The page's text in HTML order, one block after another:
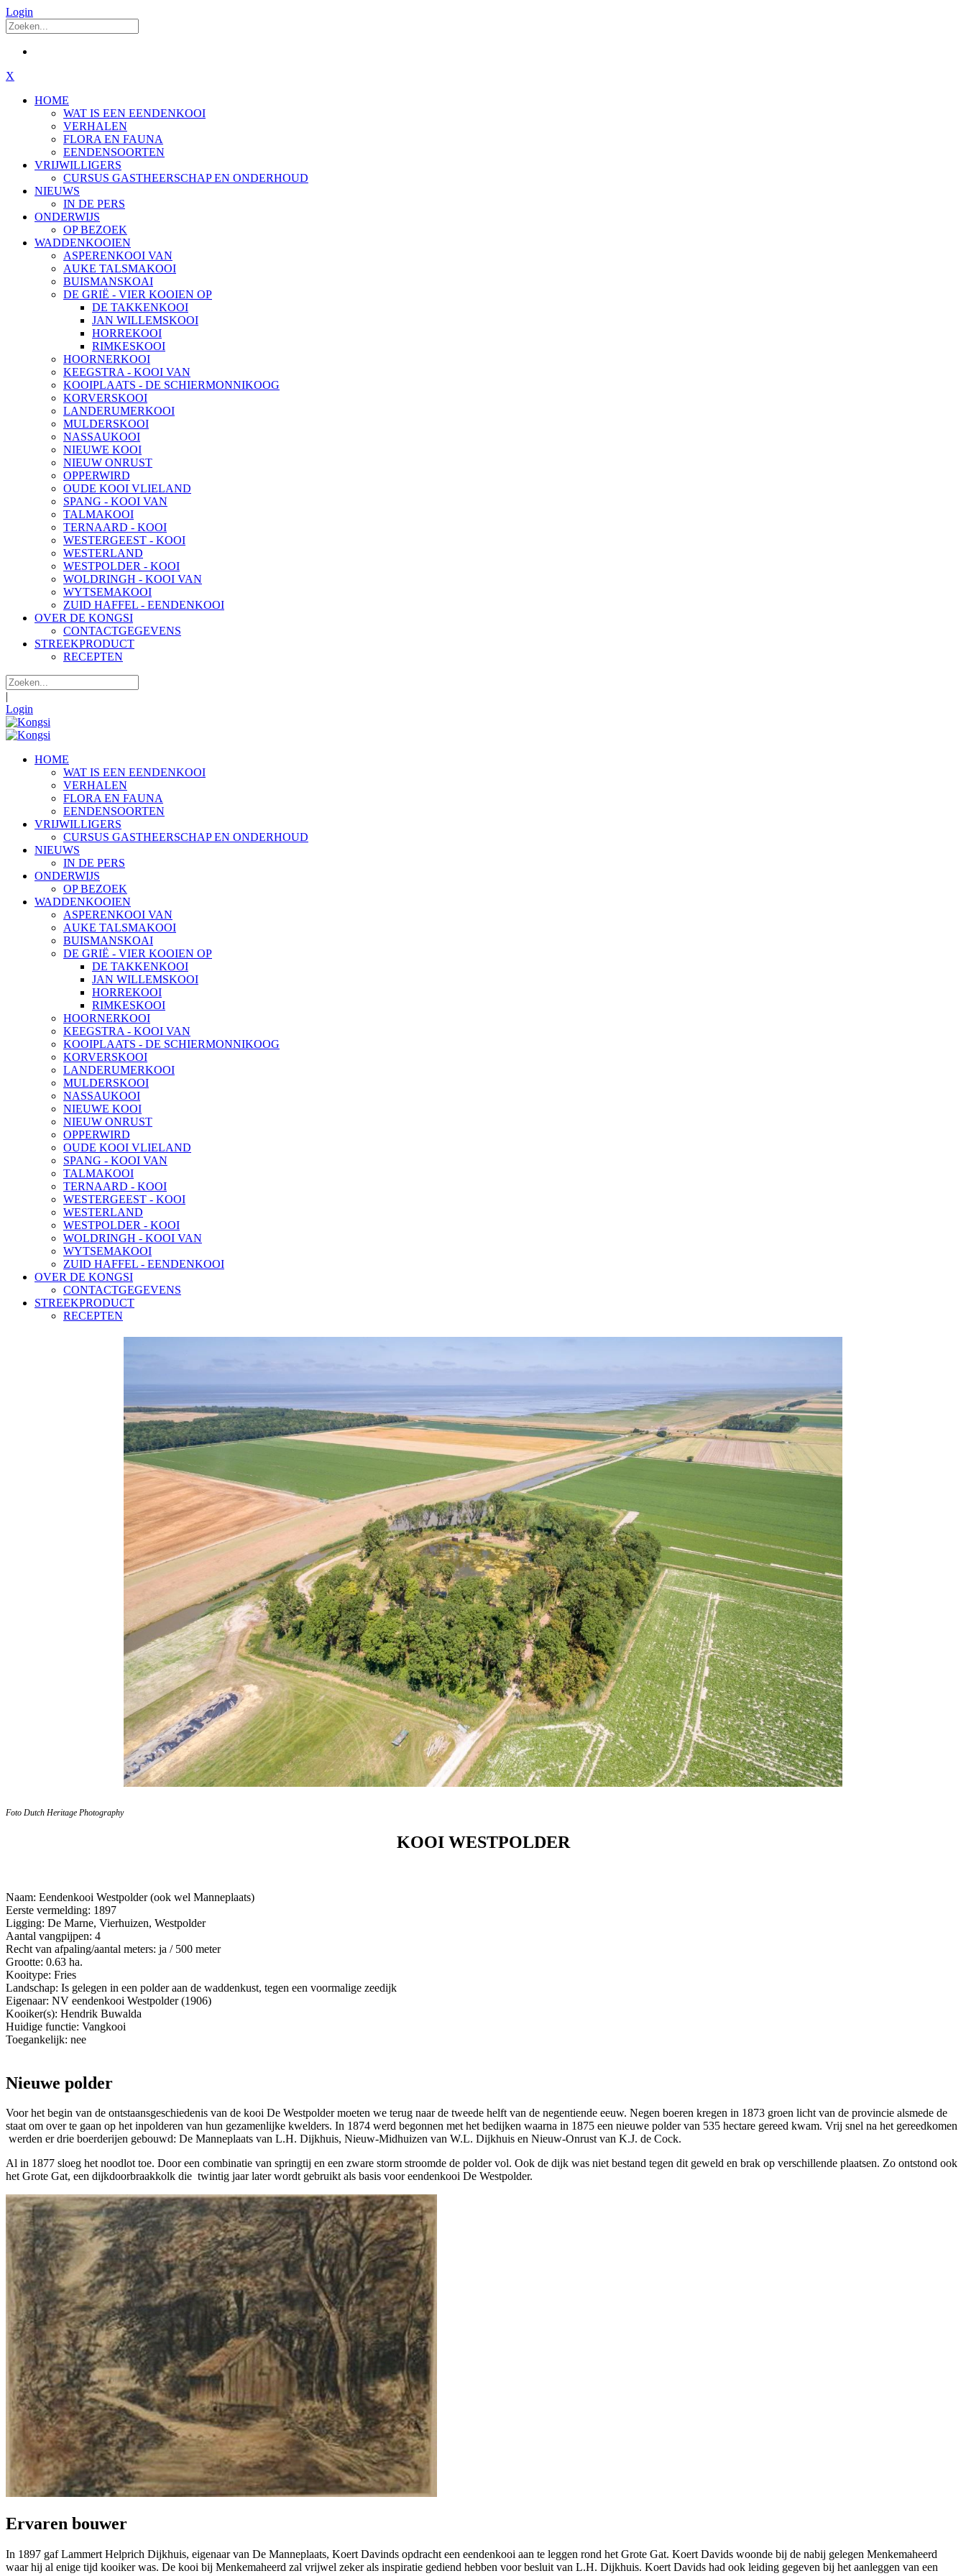
Login
X
HOME
WAT IS EEN EENDENKOOI
VERHALEN
FLORA EN FAUNA
EENDENSOORTEN
VRIJWILLIGERS
CURSUS GASTHEERSCHAP EN ONDERHOUD
NIEUWS
IN DE PERS
ONDERWIJS
OP BEZOEK
WADDENKOOIEN
ASPERENKOOI VAN
AUKE TALSMAKOOI
BUISMANSKOAI
DE GRIË - VIER KOOIEN OP
DE TAKKENKOOI
JAN WILLEMSKOOI
HORREKOOI
RIMKESKOOI
HOORNERKOOI
KEEGSTRA - KOOI VAN
KOOIPLAATS - DE SCHIERMONNIKOOG
KORVERSKOOI
LANDERUMERKOOI
MULDERSKOOI
NASSAUKOOI
NIEUWE KOOI
NIEUW ONRUST
OPPERWIRD
OUDE KOOI VLIELAND
SPANG - KOOI VAN
TALMAKOOI
TERNAARD - KOOI
WESTERGEEST - KOOI
WESTERLAND
WESTPOLDER - KOOI
WOLDRINGH - KOOI VAN
WYTSEMAKOOI
ZUID HAFFEL - EENDENKOOI
OVER DE KONGSI
CONTACTGEGEVENS
STREEKPRODUCT
RECEPTEN
|
Login
HOME
WAT IS EEN EENDENKOOI
VERHALEN
FLORA EN FAUNA
EENDENSOORTEN
VRIJWILLIGERS
CURSUS GASTHEERSCHAP EN ONDERHOUD
NIEUWS
IN DE PERS
ONDERWIJS
OP BEZOEK
WADDENKOOIEN
ASPERENKOOI VAN
AUKE TALSMAKOOI
BUISMANSKOAI
DE GRIË - VIER KOOIEN OP
DE TAKKENKOOI
JAN WILLEMSKOOI
HORREKOOI
RIMKESKOOI
HOORNERKOOI
KEEGSTRA - KOOI VAN
KOOIPLAATS - DE SCHIERMONNIKOOG
KORVERSKOOI
LANDERUMERKOOI
MULDERSKOOI
NASSAUKOOI
NIEUWE KOOI
NIEUW ONRUST
OPPERWIRD
OUDE KOOI VLIELAND
SPANG - KOOI VAN
TALMAKOOI
TERNAARD - KOOI
WESTERGEEST - KOOI
WESTERLAND
WESTPOLDER - KOOI
WOLDRINGH - KOOI VAN
WYTSEMAKOOI
ZUID HAFFEL - EENDENKOOI
OVER DE KONGSI
CONTACTGEGEVENS
STREEKPRODUCT
RECEPTEN
Foto Dutch Heritage Photography
KOOI WESTPOLDER
Naam: Eendenkooi Westpolder (ook wel Manneplaats)
Eerste vermelding: 1897
Ligging: De Marne, Vierhuizen, Westpolder
Aantal vangpijpen: 4
Recht van afpaling/aantal meters: ja / 500 meter
Grootte: 0.63 ha.
Kooitype: Fries
Landschap: Is gelegen in een polder aan de waddenkust, tegen een voormalige zeedijk
Eigenaar: NV eendenkooi Westpolder (1906)
Kooiker(s): Hendrik Buwalda
Huidige functie: Vangkooi
Toegankelijk: nee
Nieuwe polder
Voor het begin van de ontstaansgeschiedenis van de kooi De Westpolder moeten we terug naar de tweede helft van de negentiende eeuw. Negen boeren kregen in 1873 groen licht van de provincie alsmede de
staat om over te gaan op het inpolderen van hun gezamenlijke kwelders. In 1874 werd begonnen met het bedijken waarna in 1875 een nieuwe polder van 535 hectare gereed kwam. Vrij snel na het gereedkomen
werden er drie boerderijen gebouwd: De Manneplaats van L.H. Dijkhuis, Nieuw-Midhuizen van W.L. Dijkhuis en Nieuw-Onrust van K.J. de Cock.
Al in 1877 sloeg het noodlot toe. Door een combinatie van springtij en een zware storm stroomde de polder vol. Ook de dijk was niet bestand tegen dit geweld en brak op verschillende plaatsen. Zo ontstond ook
het Grote Gat, een dijkdoorbraakkolk die twintig jaar later wordt gebruikt als basis voor eendenkooi De Westpolder.
Ervaren bouwer
In 1897 gaf Lammert Helprich Dijkhuis, eigenaar van De Manneplaats, Koert Davinds opdracht een eendenkooi aan te leggen rond het Grote Gat. Koert Davids woonde bij de nabij gelegen Menkemaheerd
waar hij al enige tijd kooiker was. De kooi bij Menkemaheerd zal vrijwel zeker als inspiratie gediend hebben voor besluit van L.H. Dijkhuis. Koert Davids had ook leiding gegeven bij het aanleggen van een